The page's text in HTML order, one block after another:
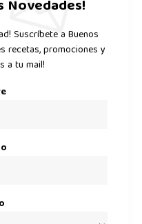
Novedades!
Suscríbete a Buenos
recetas, promociones y
a tu mail!